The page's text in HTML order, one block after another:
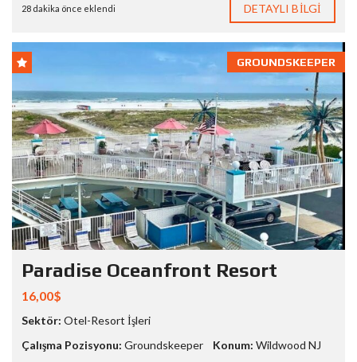
28 dakika önce eklendi DETAYLI BILGI
GROUNDSKEEPER
Paradise Oceanfront Resort
16,00$
Sektör: Otel-Resort İşleri
Çalışma Pozisyonu: Groundskeeper Konum: Wildwood NJ